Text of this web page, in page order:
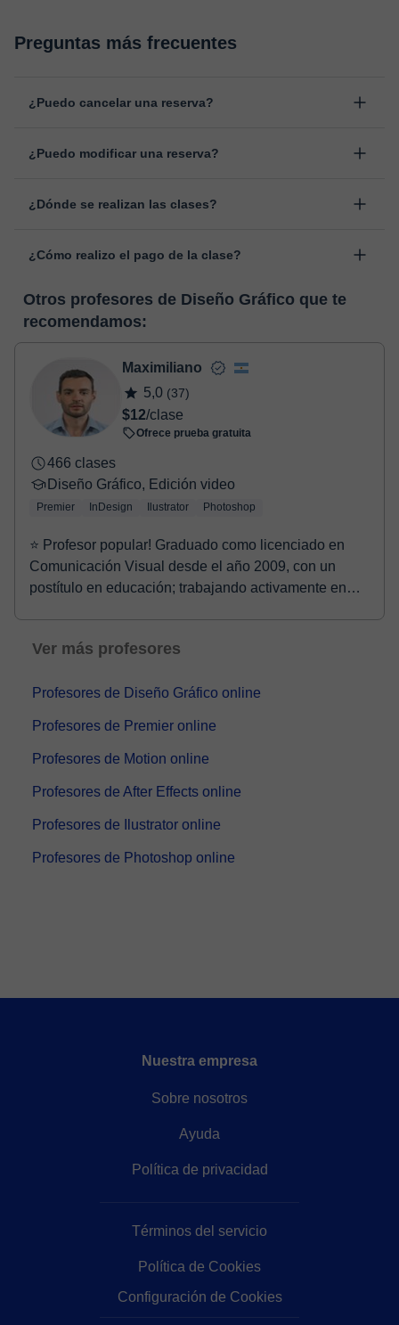
Preguntas más frecuentes
¿Puedo cancelar una reserva?
antes de la clase, indicando el motivo de cancelación.
¿Puedo modificar una reserva?
cambiar la hora o el día de clase. Puedes hacerlo desde tu área
¿Dónde se realizan las clases?
desarrollada para el ámbito formativo con muchas
pizarra virtual o el editor de textos a tiempo real. En el siguiente
enlace puedes ver una demo del aula y conocerla:Ver aula
virtual
¿Cómo realizo el pago de la clase?
horas, podrás realizar el pago mediante nuestro TPV virtual.
Tienes dos opciones para efectuar el pago:
- Tarjeta de crédito.
Una vez realices el pago de la clase, recibirás un e-mail de
confirmación de la reserva.
Otros profesores de Diseño Gráfico que te
recomendamos:
Maximiliano
5,0 (37)
$12/clase
Ofrece prueba gratuita
466 clases
Diseño Gráfico, Edición video
Premier InDesign Ilustrator Photoshop
⭐ Profesor popular! Graduado como licenciado en
Comunicación Visual desde el año 2009, con un
postítulo en educación; trabajando activamente en
Ver más profesores
Profesores de Diseño Gráfico online
Profesores de Premier online
Profesores de Motion online
Profesores de After Effects online
Profesores de Ilustrator online
Profesores de Photoshop online
Nuestra empresa
Sobre nosotros
Ayuda
Política de privacidad
Términos del servicio
Política de Cookies
Configuración de Cookies